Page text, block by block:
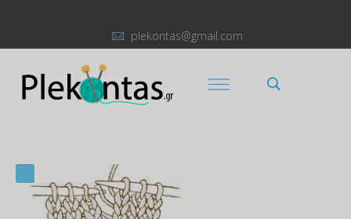
plekontas@gmail.com